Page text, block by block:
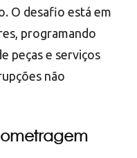
O desafio está em
programando
peças e serviços
não